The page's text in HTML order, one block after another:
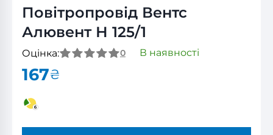
Повітропровід Вентс
Алювент Н 125/1
Оцінка: 0 В наявності
167₴